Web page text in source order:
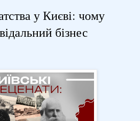
у Києві: чому
бізнес